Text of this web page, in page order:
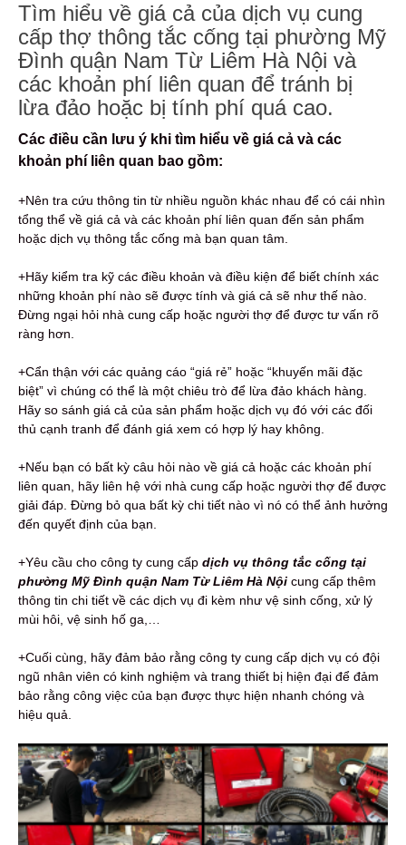
Tìm hiểu về giá cả của dịch vụ cung
cấp thợ thông tắc cống tại phường Mỹ
Đình quận Nam Từ Liêm Hà Nội và
các khoản phí liên quan để tránh bị
lừa đảo hoặc bị tính phí quá cao.
Các điều cần lưu ý khi tìm hiểu về giá cả và các
khoản phí liên quan bao gồm:
+Nên tra cứu thông tin từ nhiều nguồn khác nhau để có cái nhìn
tổng thể về giá cả và các khoản phí liên quan đến sản phẩm
hoặc dịch vụ thông tắc cống mà bạn quan tâm.
+Hãy kiểm tra kỹ các điều khoản và điều kiện để biết chính xác
những khoản phí nào sẽ được tính và giá cả sẽ như thế nào.
Đừng ngại hỏi nhà cung cấp hoặc người thợ để được tư vấn rõ
ràng hơn.
+Cẩn thận với các quảng cáo “giá rẻ” hoặc “khuyến mãi đặc
biệt” vì chúng có thể là một chiêu trò để lừa đảo khách hàng.
Hãy so sánh giá cả của sản phẩm hoặc dịch vụ đó với các đối
thủ cạnh tranh để đánh giá xem có hợp lý hay không.
+Nếu bạn có bất kỳ câu hỏi nào về giá cả hoặc các khoản phí
liên quan, hãy liên hệ với nhà cung cấp hoặc người thợ để được
giải đáp. Đừng bỏ qua bất kỳ chi tiết nào vì nó có thể ảnh hưởng
đến quyết định của bạn.
+Yêu cầu cho công ty cung cấp dịch vụ thông tắc cống tại
phường Mỹ Đình quận Nam Từ Liêm Hà Nội cung cấp thêm
thông tin chi tiết về các dịch vụ đi kèm như vệ sinh cống, xử lý
mùi hôi, vệ sinh hố ga,…
+Cuối cùng, hãy đảm bảo rằng công ty cung cấp dịch vụ có đội
ngũ nhân viên có kinh nghiệm và trang thiết bị hiện đại để đảm
bảo rằng công việc của bạn được thực hiện nhanh chóng và
hiệu quả.